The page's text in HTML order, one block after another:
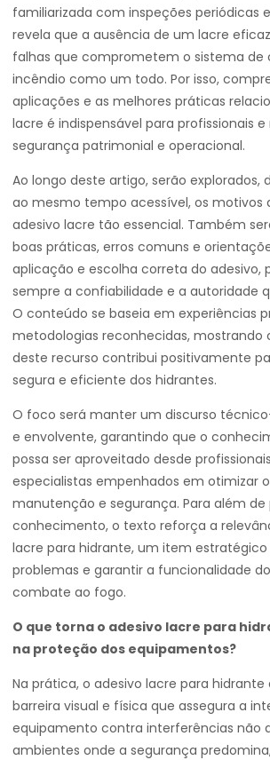
familiarizada com inspeções periódicas
revela que a ausência de um lacre
falhas que comprometem o sistema de
incêndio como um todo. Por isso,
aplicações e as melhores práticas
lacre é indispensável para profissionais e
segurança patrimonial e operacional.
Ao longo deste artigo, serão
ao mesmo tempo acessível, os motivos
adesivo lacre tão essencial. Também
boas práticas, erros comuns e
aplicação e escolha correta do adesivo,
sempre a confiabilidade e a autoridade
O conteúdo se baseia em experiências
metodologias reconhecidas, mostrando
deste recurso contribui positivamente
segura e eficiente dos hidrantes.
O foco será manter um discurso
e envolvente, garantindo que o
possa ser aproveitado desde
especialistas empenhados em otimizar
manutenção e segurança. Para além
conhecimento, o texto reforça a
lacre para hidrante, um item
problemas e garantir a funcionalidade
combate ao fogo.
O que torna o adesivo lacre para
na proteção dos equipamentos?
Na prática, o adesivo lacre para
barreira visual e física que assegura a
equipamento contra interferências não
ambientes onde a segurança